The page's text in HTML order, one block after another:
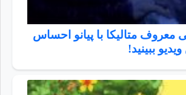
معروف متالیکا با پیانو احساس
ببینید!